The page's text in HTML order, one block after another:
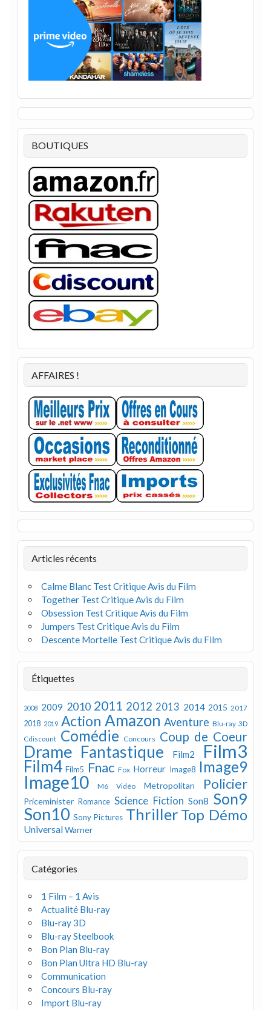
BOUTIQUES
AFFAIRES !
Articles récents
Calme Blanc Test Critique Avis du Film
Together Test Critique Avis du Film
Obsession Test Critique Avis du Film
Jumpers Test Critique Avis du Film
Descente Mortelle Test Critique Avis du Film
Étiquettes
2008 2009 2010 2011 2012 2013 2014 2015 2017
2018 2019 Action Amazon Aventure Blu-ray 3D
Cdiscount Comédie Concours Coup de Coeur
Drame Fantastique Film2 Film3
Film4 Film5 Fnac Fox Horreur Image8 Image9
Image10 M6 Vidéo Metropolitan Policier
Priceminister Romance Science Fiction Son8 Son9
Son10 Sony Pictures Thriller Top Démo
UniversalWarner
Catégories
1 Film – 1 Avis
Actualité Blu-ray
Blu-ray 3D
Blu-ray Steelbook
Bon Plan Blu-ray
Bon Plan Ultra HD Blu-ray
Communication
Concours Blu-ray
Import Blu-ray